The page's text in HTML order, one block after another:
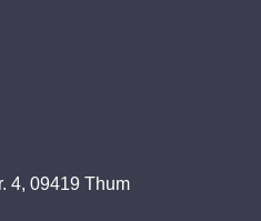
4, 09419 Thum